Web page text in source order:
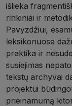
išlieka
rinkiniai ir
Pavyzdžiui,
leksikonuose
praktika ir
susiejimas
tekstų archyvai
projektui
prieinamumą